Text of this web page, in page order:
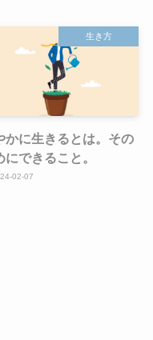
生き方
かに生きるとは。その
にできること。
02-07